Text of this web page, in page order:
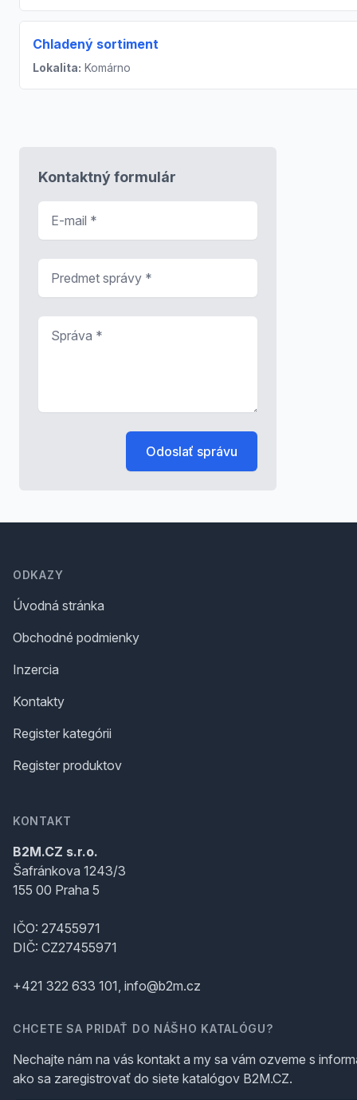
Chladený sortiment
Lokalita: Komárno
Kontaktný formulár
Odoslať správu
ODKAZY
Úvodná stránka
Obchodné podmienky
Inzercia
Kontakty
Register kategórii
Register produktov
KONTAKT
B2M.CZ s.r.o.
Šafránkova 1243/3
155 00 Praha 5
IČO: 27455971
DIČ: CZ27455971
+421 322 633 101, info@b2m.cz
CHCETE SA PRIDAŤ DO NÁŠHO KATALÓGU?
Nechajte nám na vás kontakt a my sa vám ozveme s
ako sa zaregistrovať do siete katalógov B2M.CZ.